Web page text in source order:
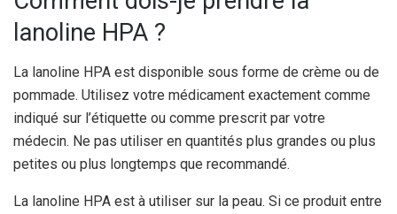
lanoline HPA ?
La lanoline HPA est disponible sous forme de crème ou de
pommade. Utilisez votre médicament exactement comme
indiqué sur l’étiquette ou comme prescrit par votre
médecin. Ne pas utiliser en quantités plus grandes ou plus
petites ou plus longtemps que recommandé.
La lanoline HPA est à utiliser sur la peau. Si ce produit entre